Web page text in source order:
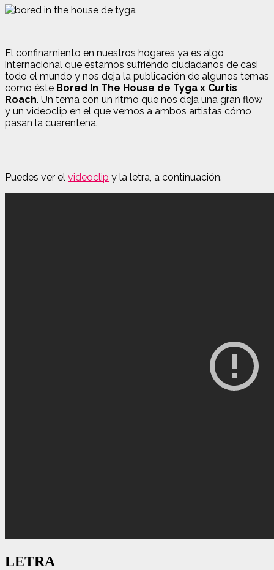
El confinamiento en nuestros hogares ya es algo
internacional que estamos sufriendo ciudadanos de casi
todo el mundo y nos deja la publicación de algunos temas
como éste Bored In The House de Tyga x Curtis
Roach. Un tema con un ritmo que nos deja una gran flow
y un videoclip en el que vemos a ambos artistas cómo
pasan la cuarentena.
Puedes ver el videoclip y la letra, a continuación.
LETRA